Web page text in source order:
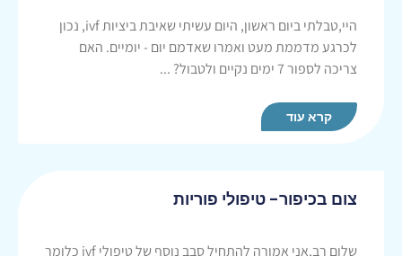
היי,טבלתי ביום ראשון, היום עשיתי שאיבת ביציות ivf, נכון
לכרגע מדממת מעט ואמרו שאדמם יום - יומיים. האם
צריכה לספור 7 ימים נקיים ולטבול? ...
קרא עוד
צום בכיפור- טיפולי פוריות
שלום רב,אני אמורה להתחיל סבב נוסף של טיפולי ivf כלומר